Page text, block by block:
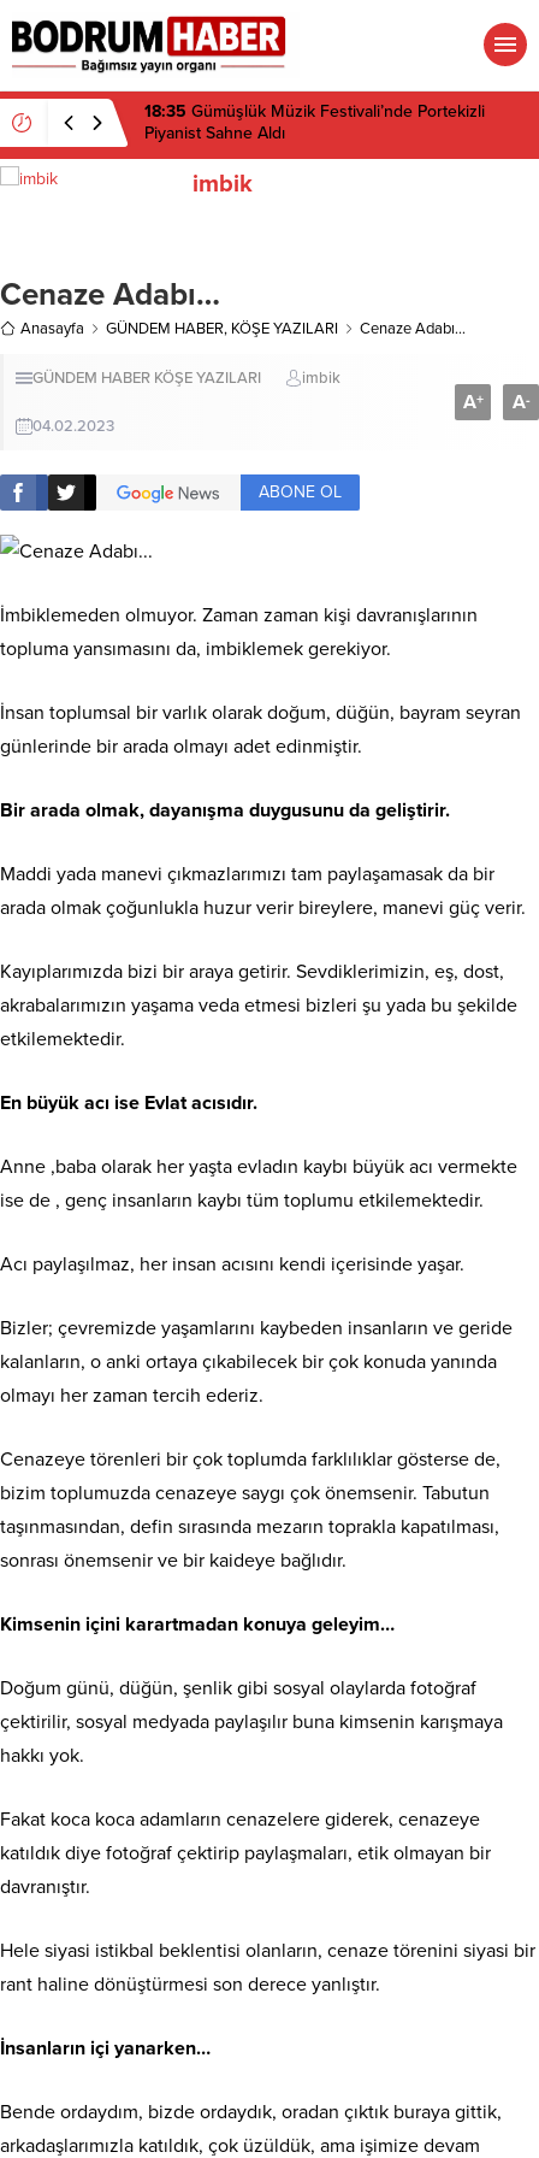
18:35 Gümüşlük Müzik Festivali’nde Portekizli
Piyanist Sahne Aldı
imbik
Cenaze Adabı…
Anasayfa GÜNDEM HABER, KÖŞE YAZILARI Cenaze Adabı…
GÜNDEM HABER KÖŞE YAZILARI imbik
04.02.2023
A+ A-
ABONE OL
İmbiklemeden olmuyor. Zaman zaman kişi davranışlarının
topluma yansımasını da, imbiklemek gerekiyor.
İnsan toplumsal bir varlık olarak doğum, düğün, bayram seyran
günlerinde bir arada olmayı adet edinmiştir.
Bir arada olmak, dayanışma duygusunu da geliştirir.
Maddi yada manevi çıkmazlarımızı tam paylaşamasak da bir
arada olmak çoğunlukla huzur verir bireylere, manevi güç verir.
Kayıplarımızda bizi bir araya getirir. Sevdiklerimizin, eş, dost,
akrabalarımızın yaşama veda etmesi bizleri şu yada bu şekilde
etkilemektedir.
En büyük acı ise Evlat acısıdır.
Anne ,baba olarak her yaşta evladın kaybı büyük acı vermekte
ise de , genç insanların kaybı tüm toplumu etkilemektedir.
Acı paylaşılmaz, her insan acısını kendi içerisinde yaşar.
Bizler; çevremizde yaşamlarını kaybeden insanların ve geride
kalanların, o anki ortaya çıkabilecek bir çok konuda yanında
olmayı her zaman tercih ederiz.
Cenazeye törenleri bir çok toplumda farklılıklar gösterse de,
bizim toplumuzda cenazeye saygı çok önemsenir. Tabutun
taşınmasından, defin sırasında mezarın toprakla kapatılması,
sonrası önemsenir ve bir kaideye bağlıdır.
Kimsenin içini karartmadan konuya geleyim…
Doğum günü, düğün, şenlik gibi sosyal olaylarda fotoğraf
çektirilir, sosyal medyada paylaşılır buna kimsenin karışmaya
hakkı yok.
Fakat koca koca adamların cenazelere giderek, cenazeye
katıldık diye fotoğraf çektirip paylaşmaları, etik olmayan bir
davranıştır.
Hele siyasi istikbal beklentisi olanların, cenaze törenini siyasi bir
rant haline dönüştürmesi son derece yanlıştır.
İnsanların içi yanarken…
Bende ordaydım, bizde ordaydık, oradan çıktık buraya gittik,
arkadaşlarımızla katıldık, çok üzüldük, ama işimize devam